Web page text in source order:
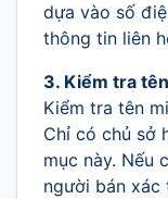
dựa vào số
thông tin liên
3. Kiểm tra
Kiểm tra tên
Chỉ có chủ sở
mục này. Nếu
người bán xác